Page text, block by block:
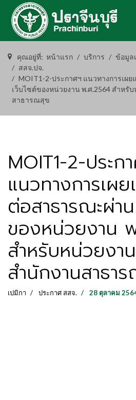
คุณอยู่ที่: หน้าแรก บริการ ข้อมูล
สสจ.ปจ.
MOIT1-2-ประกาศฯ แนวทางการเผ
เว็บไซต์ของหน่วยงาน พ.ศ.2564 สำหรั
สาธารณสุข
MOIT1-2-ประก
แนวทางการเผ
ต่อสาธารณะผ่า
ของหน่วยงาน
สำหรับหน่วยงา
สำนักงานสาธา
เปมิกา ประกาศ สสจ. 28 ตุลาคม